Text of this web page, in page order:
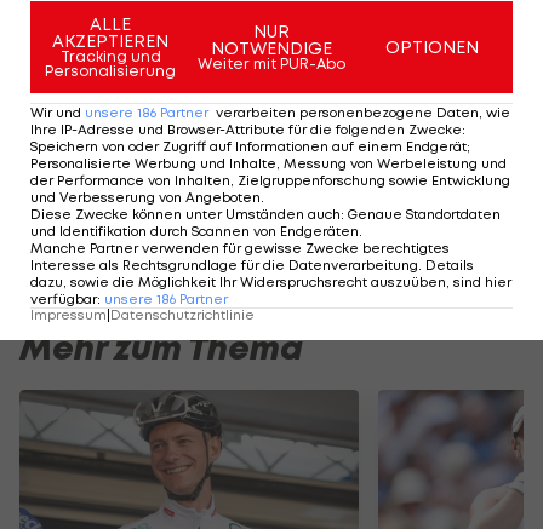
Der österreichische Schwimmverband hält damit
weiter bei acht Olympia-Teilnehmern für Tokio.
Möglich ist noch ein Quotenplatz im
Wasserspringen für Alexander Hart vom 3-m-
Brett sowie auch noch im Becken-Schwimmen. Die
diesbezügliche Qualifikationsfrist läuft noch bis
nächsten Sonntag.
Mehr zum Thema
ALLE
AKZEPTIEREN
Tracking und
Personalisierung
NUR
NOTWENDIGE
Weiter mit PUR-Abo
OPTIONEN
Wir und unsere 186 Partner verarbeiten personenbezogene Daten, wie
Ihre IP-Adresse und Browser-Attribute für die folgenden Zwecke:
Speichern von oder Zugriff auf Informationen auf einem Endgerät;
Personalisierte Werbung und Inhalte, Messung von Werbeleistung und
der Performance von Inhalten, Zielgruppenforschung sowie Entwicklung
und Verbesserung von Angeboten.
Diese Zwecke können unter Umständen auch: Genaue Standortdaten
und Identifikation durch Scannen von Endgeräten.
Manche Partner verwenden für gewisse Zwecke berechtigtes
Interesse als Rechtsgrundlage für die Datenverarbeitung. Details
dazu, sowie die Möglichkeit Ihr Widerspruchsrecht auszuüben, sind hier
verfügbar: unsere 186 Partner
Impressum Datenschutzrichtlinie